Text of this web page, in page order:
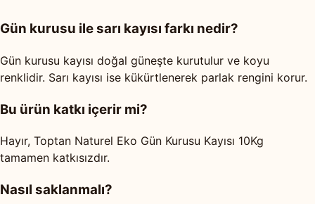
Gün kurusu ile sarı kayısı farkı nedir?
Gün kurusu kayısı doğal güneşte kurutulur ve koyu
renklidir. Sarı kayısı ise kükürtlenerek parlak rengini korur.
Bu ürün katkı içerir mi?
Hayır, Toptan Naturel Eko Gün Kurusu Kayısı 10Kg
tamamen katkısızdır.
Nasıl saklanmalı?